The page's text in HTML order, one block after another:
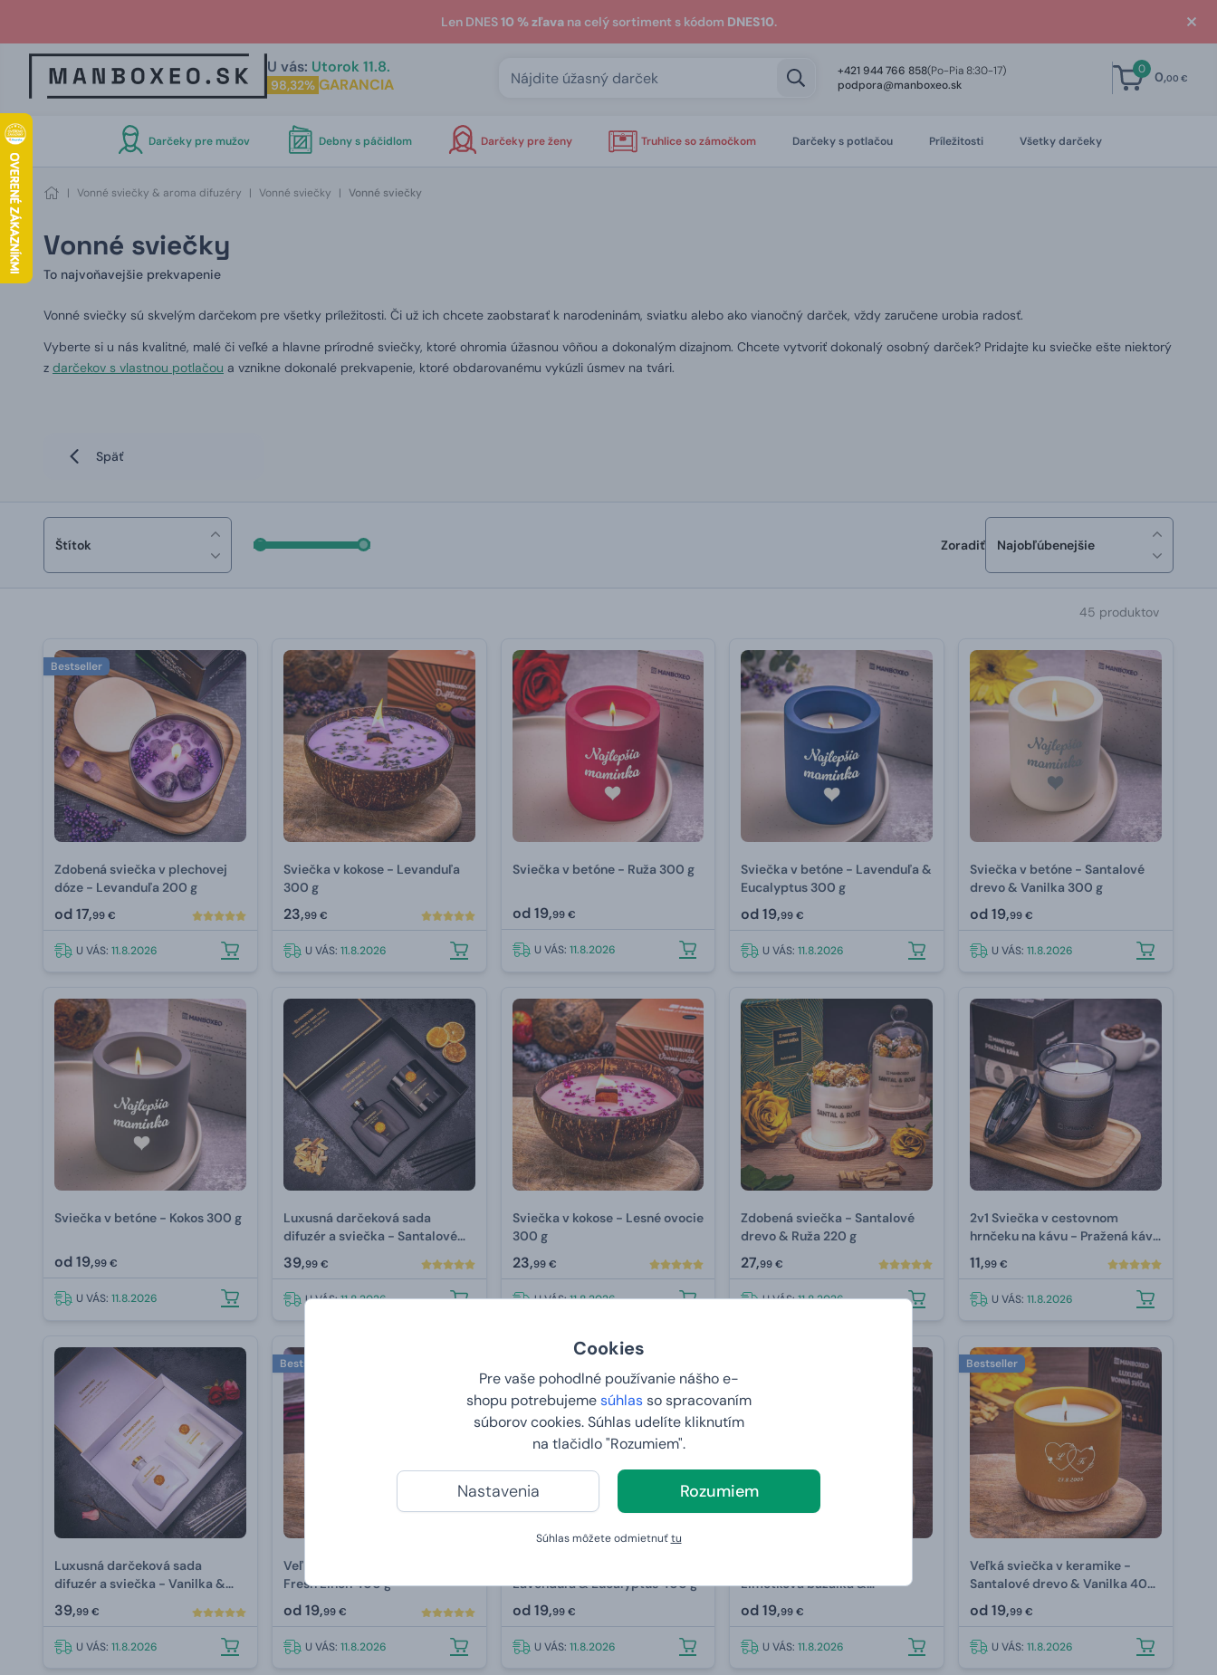
Cookies
Pre vaše pohodlné používanie nášho e-
shopu potrebujemesúhlasso spracovaním
súborov cookies. Súhlas udelíte kliknutím
na tlačidlo "Rozumiem".
Nastavenia Rozumiem
Súhlas môžete odmietnuťtu
Len DNES10 % zľavana celý sortiment s kódom DNES10.
U vás: Utorok 11.8.
98,32% GARANCIA
+421 944 766 858(Po-Pia 8:30-17)
podpora@manboxeo.sk
0 0,00 €
Darčeky pre mužov Debny s páčidlom Darčeky pre ženy Truhlice so zámočkom Darčeky s potlačou Príležitosti Všetky darčeky
| Vonné sviečky & aroma difuzéry | Vonné sviečky | Vonné sviečky
Vonné sviečky
To najvoňavejšie prekvapenie
Vonné sviečky sú skvelým darčekom pre všetky príležitosti. Či už ich chcete zaobstarať k narodeninám, sviatku alebo ako vianočný darček, vždy zaručene urobia radosť.
Vyberte si u nás kvalitné, malé či veľké a hlavne prírodné sviečky, ktoré ohromia úžasnou vôňou a dokonalým dizajnom. Chcete vytvoriť dokonalý osobný darček? Pridajte ku sviečke ešte niektorý
z darčekov s vlastnou potlačou a vznikne dokonalé prekvapenie, ktoré obdarovanému vykúzli úsmev na tvári.
Späť
Štítok Zoradiť Najobľúbenejšie
45 produktov
Bestseller
Zdobená sviečka v plechovej
dóze - Levanduľa 200 g
od17,99 €
U VÁS: 11.8.2026
Sviečka v kokose - Levanduľa
300 g
23,99 €
U VÁS: 11.8.2026
Sviečka v betóne - Ruža 300 g
od19,99 €
U VÁS: 11.8.2026
Sviečka v betóne - Lavenduľa &
Eucalyptus 300 g
od19,99 €
U VÁS:11.8.2026
Sviečka v betóne - Santalové
drevo & Vanilka 300 g
od19,99 €
U VÁS:11.8.2026
Sviečka v betóne - Kokos 300 g
od19,99 €
U VÁS: 11.8.2026
Luxusná darčeková sada
difuzér a sviečka - Santalové
drevo & Pomaranč
39,99 €
U VÁS:11.8.2026
Sviečka v kokose - Lesné ovocie
300 g
23,99 €
U VÁS:11.8.2026
Zdobená sviečka - Santalové
drevo & Ruža 220 g
27,99 €
U VÁS:11.8.2026
2v1 Sviečka v cestovnom
hrnčeku na kávu - Pražená káva
230 g
11,99 €
U VÁS:11.8.2026
Luxusná darčeková sada
difuzér a sviečka - Vanilka &
Ruže
39,99 €
U VÁS: 11.8.2026
Bestseller
Veľká sviečka v keramike -
Fresh Linen 400 g
od19,99 €
U VÁS: 11.8.2026
Lavenduľa & Eucalyptus 400 g
od19,99 €
U VÁS: 11.8.2026
Limetková bazalka &
Mandarínka 400 g
od19,99 €
U VÁS:11.8.2026
Bestseller
Veľká sviečka v keramike -
Santalové drevo & Vanilka 400
od19,99 €
U VÁS:11.8.2026